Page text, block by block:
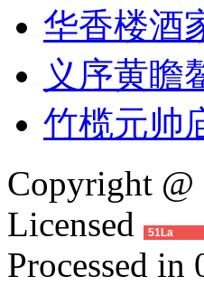
华香楼酒
义序黄瞻
竹榄元帅
Copyright
Licensed
51La
Processed in